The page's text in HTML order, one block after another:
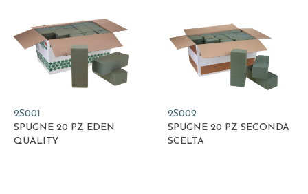
2S001
SPUGNE 20 PZ EDEN
QUALITY
2S002
SPUGNE 20 PZ SECONDA
SCELTA